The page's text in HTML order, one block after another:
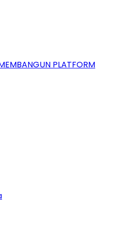
PLATFORM